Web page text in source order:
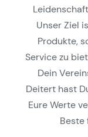
Unser Ziel
Produkte,
Service zu
Dein
Deitert hast
Eure Werte
Beste